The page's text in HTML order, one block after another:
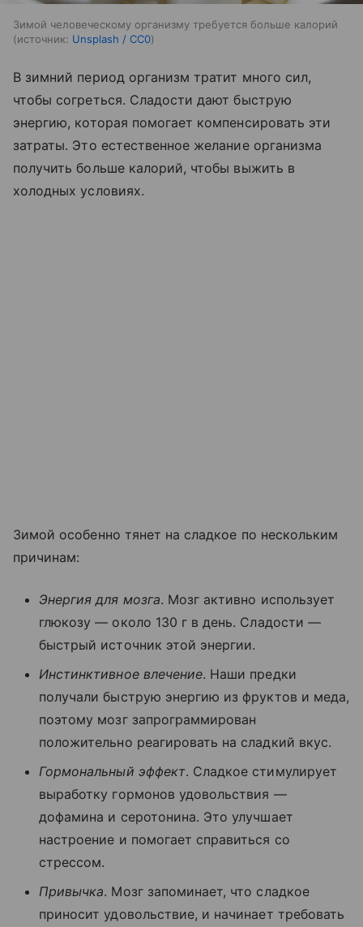
Зимой человеческому организму требуется больше калорий
источник: Unsplash / CC0
В зимний период организм тратит много сил,
чтобы согреться. Сладости дают быструю
энергию, которая помогает компенсировать эти
затраты. Это естественное желание организма
получить больше калорий, чтобы выжить в
холодных условиях.
Зимой особенно тянет на сладкое по нескольким
причинам:
Энергия для мозга. Мозг активно использует
глюкозу — около 130 г в день. Сладости —
быстрый источник этой энергии.
Инстинктивное влечение. Наши предки
получали быструю энергию из фруктов и меда,
поэтому мозг запрограммирован
положительно реагировать на сладкий вкус.
Гормональный эффект. Сладкое стимулирует
выработку гормонов удовольствия —
дофамина и серотонина. Это улучшает
настроение и помогает справиться со
стрессом.
Привычка. Мозг запоминает, что сладкое
приносит удовольствие, и начинает требовать